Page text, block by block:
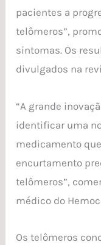
pacientes a
telômeros”,
sintomas. Os
divulgados na
“A grande
identificar uma
medicamento
encurtamento
telômeros”,
médico do
Os telômeros